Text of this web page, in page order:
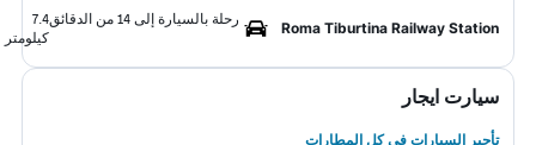
Roma Tiburtina Railway Station
رحلة بالسيارة إلى 14 من الدقائق
7.4
كيلومتر
سيارت ايجار
تأجير السيارات في كل المطارات